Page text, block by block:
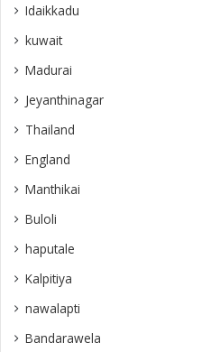
Idaikkadu
kuwait
Madurai
Jeyanthinagar
Thailand
England
Manthikai
Buloli
haputale
Kalpitiya
nawalapti
Bandarawela